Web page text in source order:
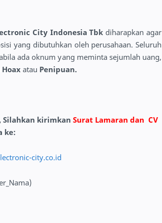
City Indonesia Tbk diharapkan agar
yang dibutuhkan oleh perusahaan. Seluruh
ada oknum yang meminta sejumlah uang,
Hoaxatau Penipuan.
Silahkan kirimkan Surat Lamaran dan CV
ke:
city.co.id